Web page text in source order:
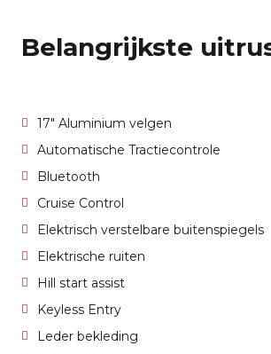
Belangrijkste
17" Aluminium velgen
Automatische Tractiecontrole
Bluetooth
Cruise Control
Elektrisch verstelbare buitenspiegels
Elektrische ruiten
Hill start assist
Keyless Entry
Leder bekleding